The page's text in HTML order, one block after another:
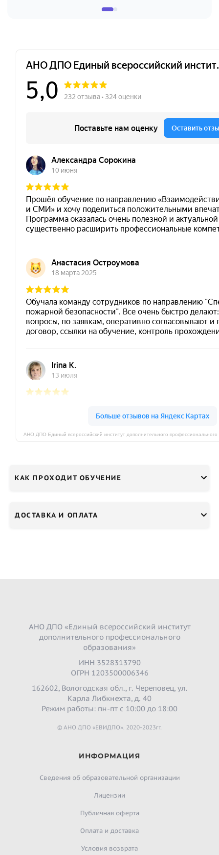
КАК ПРОХОДИТ ОБУЧЕНИЕ
ДОСТАВКА И ОПЛАТА
АНО ДПО «Единый всероссийский институт
дополнительного профессионального
образования»
ИНН 3528313790
ОГРН 1203500006346
162602, Вологодская обл., г. Череповец, ул.
Карла Либкнехта, д. 40
Режим работы: пн-пт с 10:00 до 18:00
© АНО ДПО «ЕВИДПО». 2020-2023гг.
ИНФОРМАЦИЯ
Сведения об образовательной организации
Лицензии
Публичная оферта
Оплата и доставка
Условия возврата